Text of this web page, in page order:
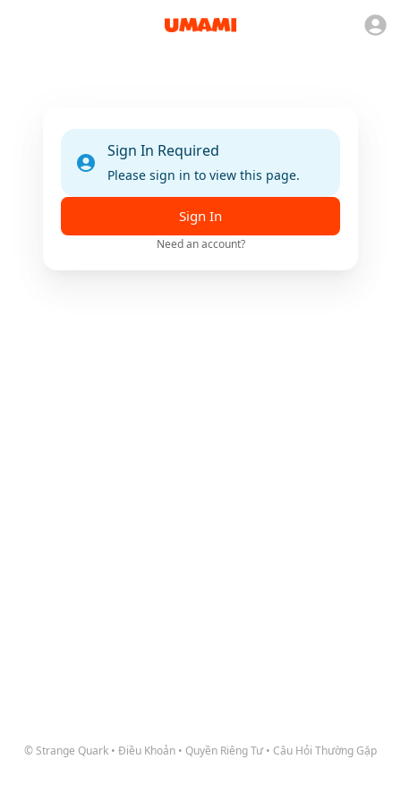
Sign In Required
Please sign in to view this page.
Sign In
Need an account?
© Strange Quark • Điều Khoản • Quyền Riêng Tư • Câu Hỏi Thường Gặp